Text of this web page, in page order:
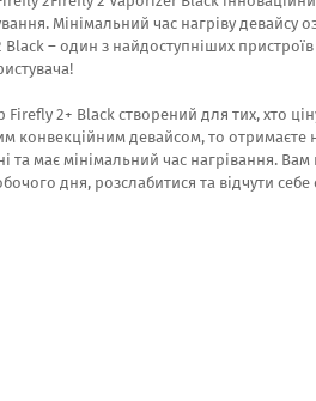
Мінімальний час нагріву
– один з найдоступніших
2+ Black створений для тих, хто
конвекційним девайсом, то отримаєте
та має мінімальний час нагрівання.
дня, розслабитися та відчути